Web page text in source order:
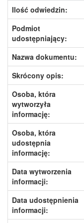
Ilość odwiedzin:
Podmiot
udostępniający:
Nazwa dokumentu:
Skrócony opis:
Osoba, która
wytworzyła
informację:
Osoba, która
udostępnia
informację:
Data wytworzenia
informacji:
Data udostępnienia
informacji: